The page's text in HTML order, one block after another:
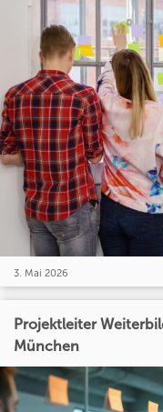
3. Mai 2026
Projektleiter
München